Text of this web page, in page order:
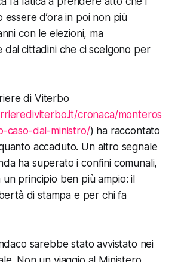
essere d’ora in poi non più
con le elezioni, ma
dai cittadini che ci scelgono per
di Viterbo
cronaca/monteros
caso-dal-ministro/) ha raccontato
accaduto. Un altro segnale
ha superato i confini comunali,
principio ben più ampio: il
di stampa e per chi fa
sarebbe stato avvistato nei